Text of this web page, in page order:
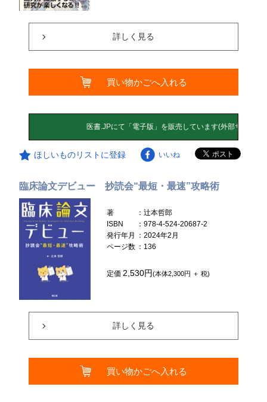
詳しく見る
買い物かごへ入れる
ほしいものリストに登録 いいね
臨床論文デビュー 抄読会“最短・最速”攻略術
著
：辻本哲郎
ISBN
：978-4-524-20687-2
発行年月
：2024年2月
ページ数 ：136
定価2,530円(本体2,300円 ＋ 税)
詳しく見る
買い物かごへ入れる